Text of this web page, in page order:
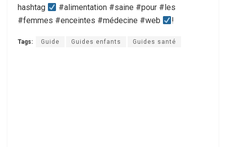
hashtag
#alimentation #saine #pour #les
#femmes #enceintes #médecine #web
!
Tags: Guide Guides enfants Guides santé